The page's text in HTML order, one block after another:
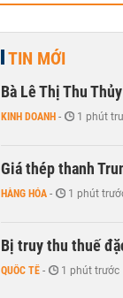
TIN MỚI
Bà Lê Thị Thu
KINH DOANH - 1 phút
Giá thép thanh
HÀNG HÓA - 1 phút
Bị truy thu thuế
QUỐC TẾ - 1 phút trước